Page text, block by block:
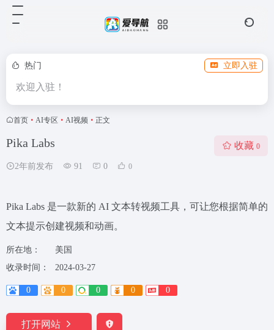
热门 立即入驻
欢迎入驻！
首页 • AI专区 • AI视频 • 正文
Pika Labs
2年前发布 91 0 0
收藏 0
Pika Labs 是一款新的 AI 文本转视频工具，可让您根据简单的
文本提示创建视频和动画。
所在地：
美国
收录时间：
2024-03-27
0 0 0 0 0
打开网站